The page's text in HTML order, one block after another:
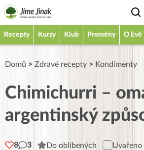
Recepty Kurzy Klub Proměny O Evě
Domů > Zdravé recepty > Kondimenty
Chimichurri –
argentinský
8 3 Do oblíbených Uvařeno